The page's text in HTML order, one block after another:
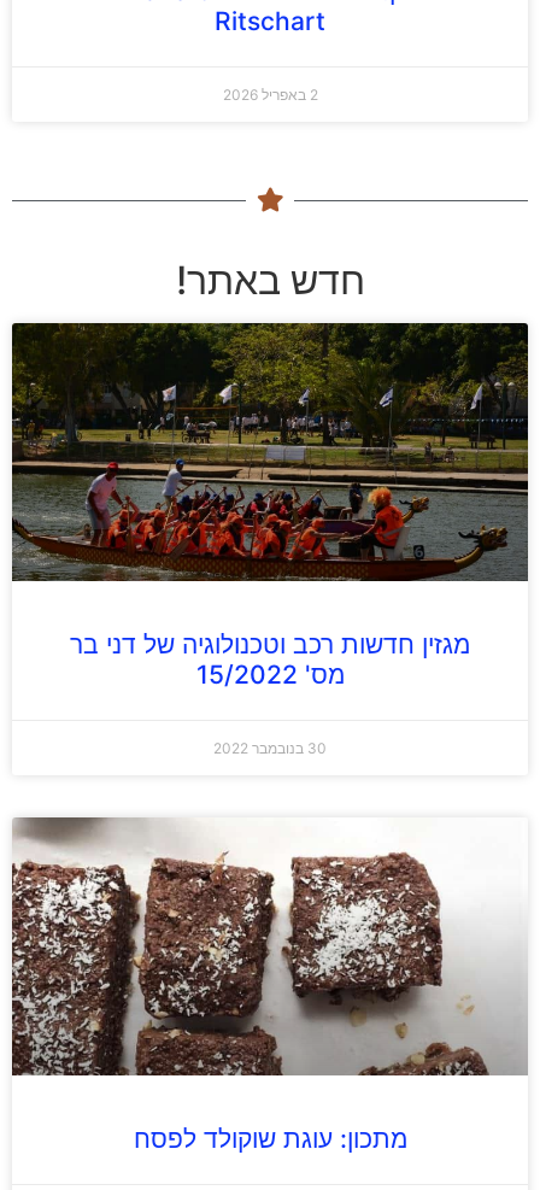
Ritschart
2 באפריל 2026
חדש באתר!
מגזין חדשות רכב וטכנולוגיה של דני בר
מס' 15/2022
30 בנובמבר 2022
מתכון: עוגת שוקולד לפסח